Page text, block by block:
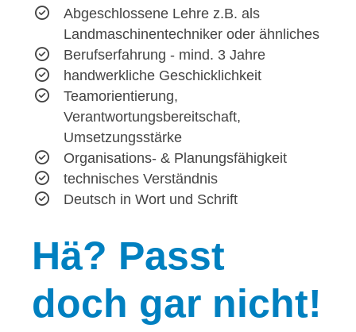
Abgeschlossene Lehre z.B. als
Landmaschinentechniker oder ähnliches
Berufserfahrung - mind. 3 Jahre
handwerkliche Geschicklichkeit
Teamorientierung,
Verantwortungsbereitschaft,
Umsetzungsstärke
Organisations- & Planungsfähigkeit
technisches Verständnis
Deutsch in Wort und Schrift
Hä? Passt
doch gar nicht!